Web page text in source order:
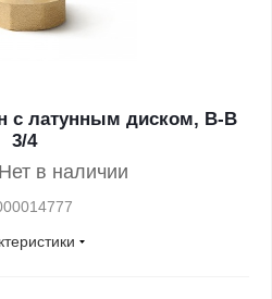
с латунным диском, В-В
3/4
Нет в наличии